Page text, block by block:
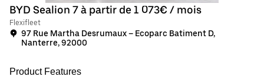
BYD Sealion 7 à partir de 1 073€ / mois
Flexifleet
97 Rue Martha Desrumaux – Ecoparc Batiment D,
Nanterre, 92000
Product Features